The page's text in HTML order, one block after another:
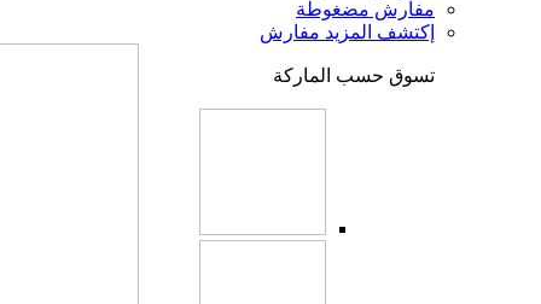
مفارش مضغوطة
إكتشف المزيد مفارش
تسوق حسب الماركة